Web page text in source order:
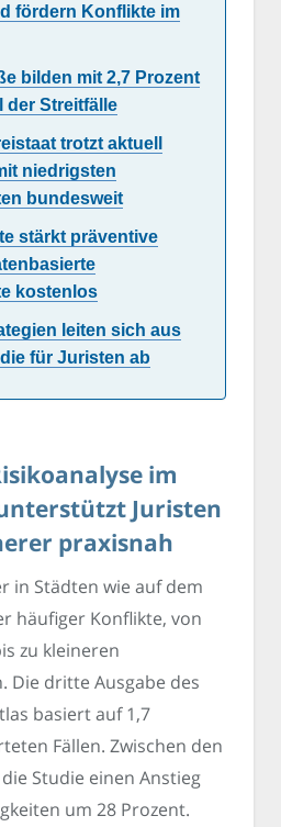
fördern Konflikte im
bilden mit 2,7 Prozent
der Streitfälle
trotzt aktuell
niedrigsten
bundesweit
stärkt präventive
kostenlos
leiten sich aus
für Juristen ab
im
Juristen
praxisnah
in Städten wie auf dem
häufiger Konflikte, von
zu kleineren
Die dritte Ausgabe des
basiert auf 1,7
Fällen. Zwischen den
Studie einen Anstieg
um 28 Prozent.